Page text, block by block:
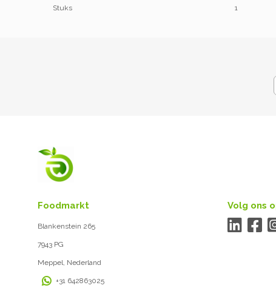
Stuks 1
Foodmarkt
Blankenstein 265
7943 PG
Meppel, Nederland
+31 642863025
Volg ons